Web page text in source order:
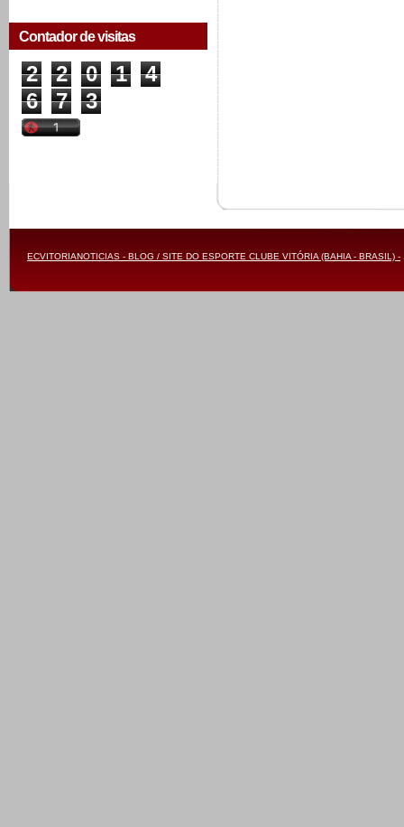
Contador de visitas
2 2 0 1
4
6
7 3
ECVITORIANOTICIAS - BLOG / SITE DO ESPORTE CLUBE VITÓRIA (BAHIA - BRASIL) -